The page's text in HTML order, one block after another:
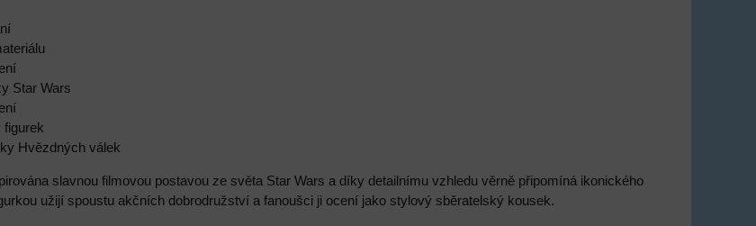
Star Wars
figurek
Hvězdných válek
slavnou filmovou postavou ze světa Star Wars a díky detailnímu vzhledu věrně připomíná ikonického
užijí spoustu akčních dobrodružství a fanoušci ji ocení jako stylový sběratelský kousek.